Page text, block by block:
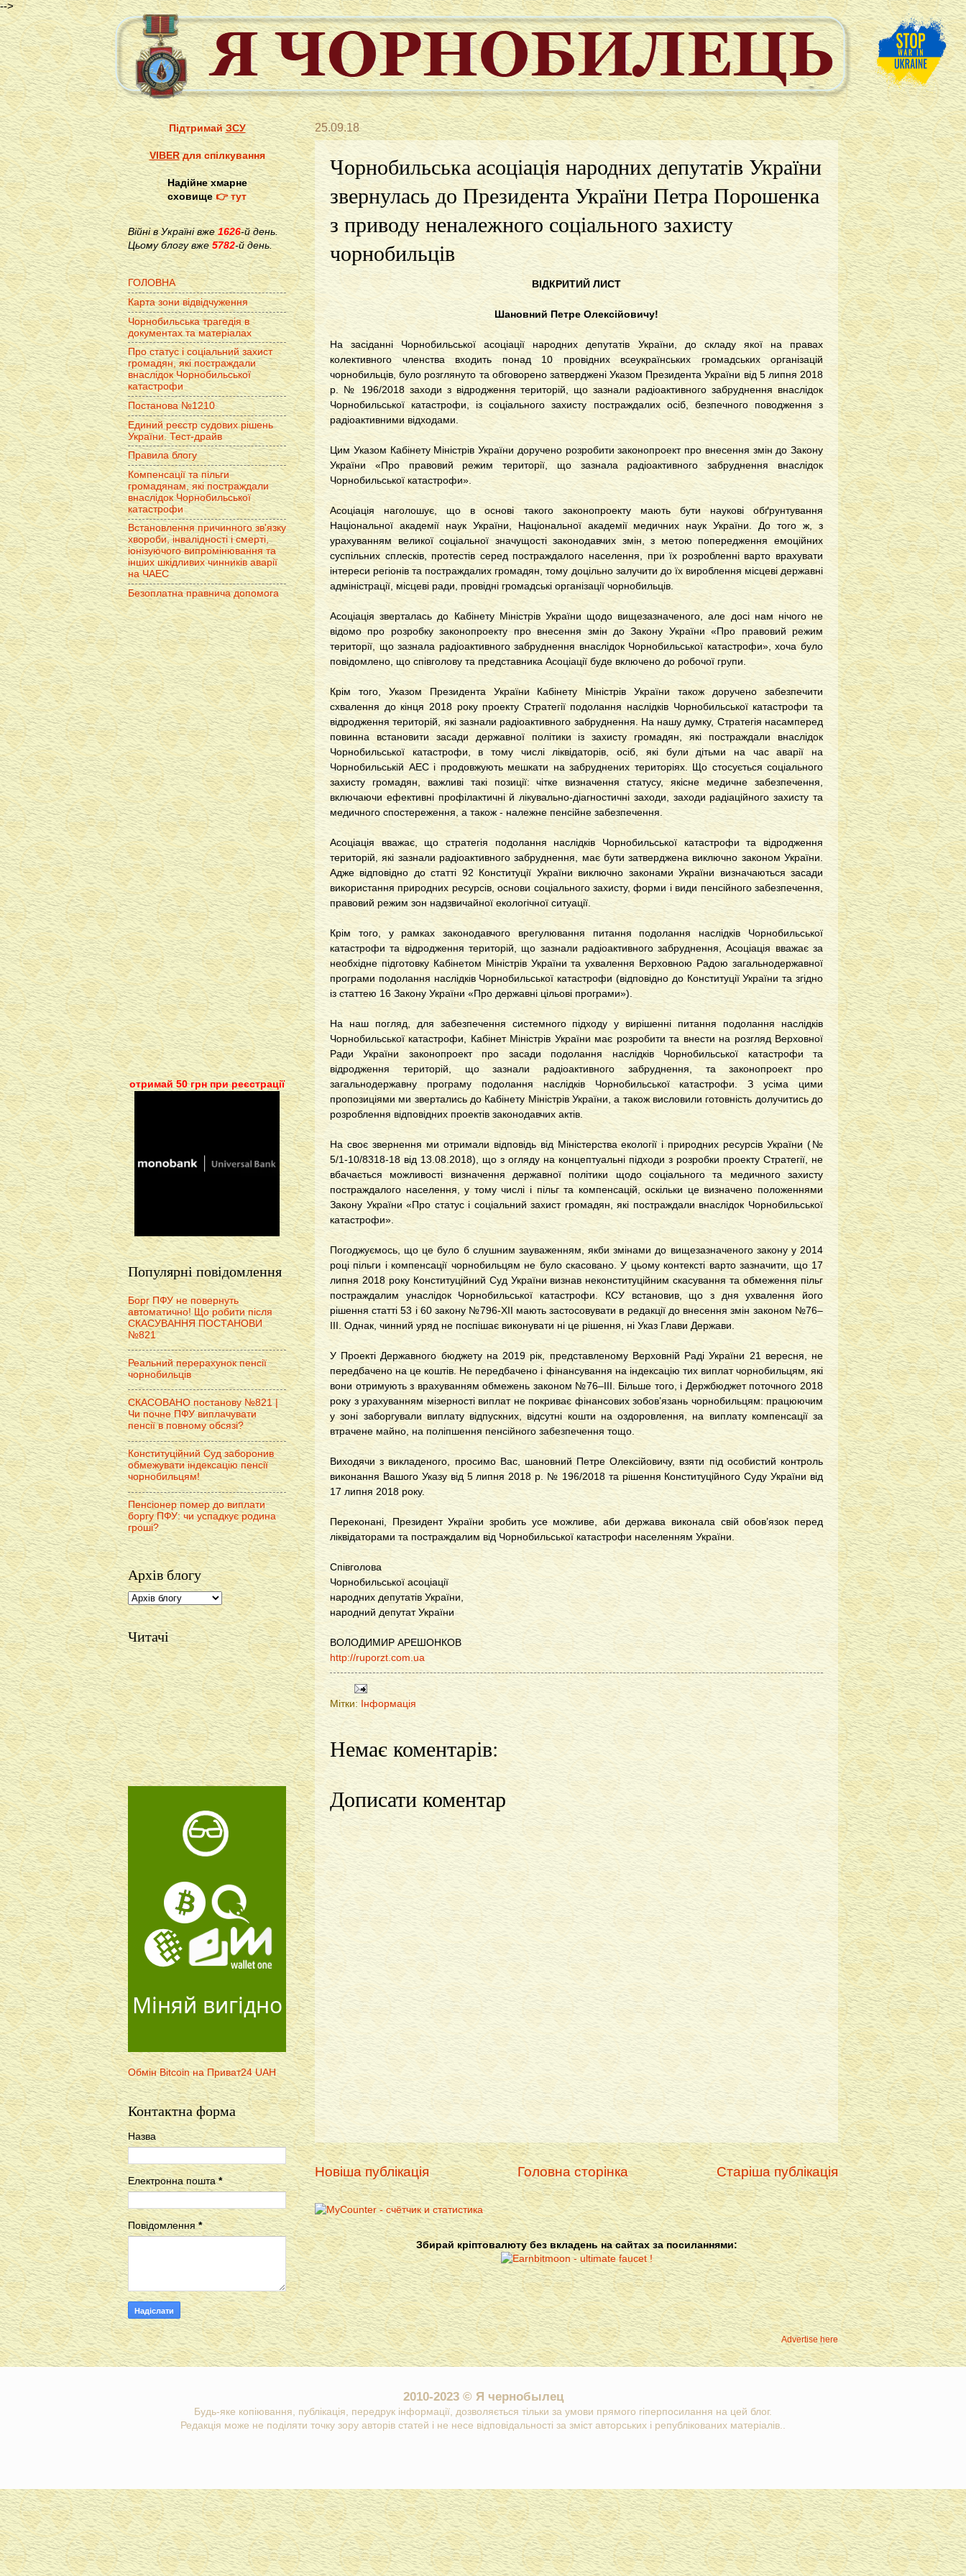
-->
25.09.18
Чорнобильська асоціація народних депутатів України
звернулась до Президента України Петра Порошенка
з приводу неналежного соціального захисту
чорнобильців
ВІДКРИТИЙ ЛИСТ
Шановний Петре Олексійовичу!
На засіданні Чорнобильської асоціації народних депутатів України, до складу якої на правах
колективного членства входить понад 10 провідних всеукраїнських громадських організацій
чорнобильців, було розглянуто та обговорено затверджені Указом Президента України від 5 липня 2018
р. № 196/2018 заходи з відродження територій, що зазнали радіоактивного забруднення внаслідок
Чорнобильської катастрофи, із соціального захисту постраждалих осіб, безпечного поводження з
радіоактивними відходами.
Цим Указом Кабінету Міністрів України доручено розробити законопроект про внесення змін до Закону
України «Про правовий режим території, що зазнала радіоактивного забруднення внаслідок
Чорнобильської катастрофи».
Асоціація наголошує, що в основі такого законопроекту мають бути наукові обґрунтування
Національної академії наук України, Національної академії медичних наук України. До того ж, з
урахуванням великої соціальної значущості законодавчих змін, з метою попередження емоційних
суспільних сплесків, протестів серед постраждалого населення, при їх розробленні варто врахувати
інтереси регіонів та постраждалих громадян, тому доцільно залучити до їх вироблення місцеві державні
адміністрації, місцеві ради, провідні громадські організації чорнобильців.
Асоціація зверталась до Кабінету Міністрів України щодо вищезазначеного, але досі нам нічого не
відомо про розробку законопроекту про внесення змін до Закону України «Про правовий режим
території, що зазнала радіоактивного забруднення внаслідок Чорнобильської катастрофи», хоча було
повідомлено, що співголову та представника Асоціації буде включено до робочої групи.
Крім того, Указом Президента України Кабінету Міністрів України також доручено забезпечити
схвалення до кінця 2018 року проекту Стратегії подолання наслідків Чорнобильської катастрофи та
відродження територій, які зазнали радіоактивного забруднення. На нашу думку, Стратегія насамперед
повинна встановити засади державної політики із захисту громадян, які постраждали внаслідок
Чорнобильської катастрофи, в тому числі ліквідаторів, осіб, які були дітьми на час аварії на
Чорнобильській АЕС і продовжують мешкати на забруднених територіях. Що стосується соціального
захисту громадян, важливі такі позиції: чітке визначення статусу, якісне медичне забезпечення,
включаючи ефективні профілактичні й лікувально-діагностичні заходи, заходи радіаційного захисту та
медичного спостереження, а також - належне пенсійне забезпечення.
Асоціація вважає, що стратегія подолання наслідків Чорнобильської катастрофи та відродження
територій, які зазнали радіоактивного забруднення, має бути затверджена виключно законом України.
Адже відповідно до статті 92 Конституції України виключно законами України визначаються засади
використання природних ресурсів, основи соціального захисту, форми і види пенсійного забезпечення,
правовий режим зон надзвичайної екологічної ситуації.
Крім того, у рамках законодавчого врегулювання питання подолання наслідків Чорнобильської
катастрофи та відродження територій, що зазнали радіоактивного забруднення, Асоціація вважає за
необхідне підготовку Кабінетом Міністрів України та ухвалення Верховною Радою загальнодержавної
програми подолання наслідків Чорнобильської катастрофи (відповідно до Конституції України та згідно
із статтею 16 Закону України «Про державні цільові програми»).
На наш погляд, для забезпечення системного підходу у вирішенні питання подолання наслідків
Чорнобильської катастрофи, Кабінет Міністрів України має розробити та внести на розгляд Верховної
Ради України законопроект про засади подолання наслідків Чорнобильської катастрофи та
відродження територій, що зазнали радіоактивного забруднення, та законопроект про
загальнодержавну програму подолання наслідків Чорнобильської катастрофи. З усіма цими
пропозиціями ми звертались до Кабінету Міністрів України, а також висловили готовність долучитись до
розроблення відповідних проектів законодавчих актів.
На своє звернення ми отримали відповідь від Міністерства екології і природних ресурсів України (№
5/1-10/8318-18 від 13.08.2018), що з огляду на концептуальні підходи з розробки проекту Стратегії, не
вбачається можливості визначення державної політики щодо соціального та медичного захисту
постраждалого населення, у тому числі і пільг та компенсацій, оскільки це визначено положеннями
Закону України «Про статус і соціальний захист громадян, які постраждали внаслідок Чорнобильської
катастрофи».
Погоджуємось, що це було б слушним зауваженням, якби змінами до вищезазначеного закону у 2014
році пільги і компенсації чорнобильцям не було скасовано. У цьому контексті варто зазначити, що 17
липня 2018 року Конституційний Суд України визнав неконституційним скасування та обмеження пільг
постраждалим унаслідок Чорнобильської катастрофи. КСУ встановив, що з дня ухвалення його
рішення статті 53 і 60 закону №796-ХІІ мають застосовувати в редакції до внесення змін законом №76–
III. Однак, чинний уряд не поспішає виконувати ні це рішення, ні Указ Глави Держави.
У Проекті Державного бюджету на 2019 рік, представленому Верховній Раді України 21 вересня, не
передбачено на це коштів. Не передбачено і фінансування на індексацію тих виплат чорнобильцям, які
вони отримують з врахуванням обмежень законом №76–III. Більше того, і Держбюджет поточного 2018
року з урахуванням мізерності виплат не покриває фінансових зобов’язань чорнобильцям: працюючим
у зоні заборгували виплату відпускних, відсутні кошти на оздоровлення, на виплату компенсації за
втрачене майно, на поліпшення пенсійного забезпечення тощо.
Виходячи з викладеного, просимо Вас, шановний Петре Олексійовичу, взяти під особистий контроль
виконання Вашого Указу від 5 липня 2018 р. № 196/2018 та рішення Конституційного Суду України від
17 липня 2018 року.
Переконані, Президент України зробить усе можливе, аби держава виконала свій обов’язок перед
ліквідаторами та постраждалим від Чорнобильської катастрофи населенням України.
Співголова
Чорнобильської асоціації
народних депутатів України,
народний депутат України
ВОЛОДИМИР АРЕШОНКОВ
http://ruporzt.com.ua
Мітки: Інформація
Немає коментарів:
Дописати коментар
Новіша публікація Старіша публікація
Головна сторінка
Збирай кріптовалюту без вкладень на сайтах за посиланнями:
Advertise here
ПідтримайЗСУ
VIBERдля спілкування
Надійне хмарне
сховище👉 тут
Війні в Україні вже1626-й день.
Цьому блогу вже 5782-й день.
ГОЛОВНА
Карта зони відвідчуження
Чорнобильська трагедія в
документах та матеріалах
Про статус і соціальний захист
громадян, які постраждали
внаслідок Чорнобильської
катастрофи
Постанова №1210
Единий реєстр судових рішень
України. Тест-драйв
Правила блогу
Компенсації та пільги
громадянам, які постраждали
внаслідок Чорнобильської
катастрофи
Встановлення причинного зв'язку
хвороби, інвалідності і смерті,
іонізуючого випромінювання та
інших шкідливих чинників аварії
на ЧАЕС
Безоплатна правнича допомога
отримай 50 грн при реєстрації
Популярні повідомлення
Борг ПФУ не повернуть
автоматично! Що робити після
СКАСУВАННЯ ПОСТАНОВИ
№821
Реальний перерахунок пенсії
чорнобильців
СКАСОВАНО постанову №821 |
Чи почне ПФУ виплачувати
пенсії в повному обсязі?
Конституційний Суд заборонив
обмежувати індексацію пенсії
чорнобильцям!
Пенсіонер помер до виплати
боргу ПФУ: чи успадкує родина
гроші?
Архів блогу
Читачі
Міняй вигідно
Обмін Bitcoin на Приват24 UAH
Контактна форма
Назва
Електронна пошта*
Повідомлення*
2010-2023 © Я чернобылец
Будь-яке копіювання, публікація, передрук інформації, дозволяється тільки за умови прямого гіперпосилання на цей блог.
Редакція може не поділяти точку зору авторів статей і не несе відповідальності за зміст авторських і републікованих матеріалів..